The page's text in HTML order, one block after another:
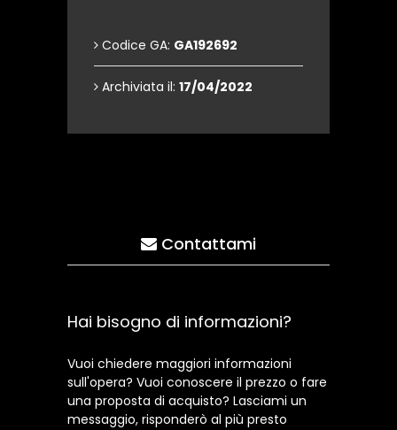
Codice GA: GA192692
Archiviata il: 17/04/2022
Contattami
Hai bisogno di informazioni?
Vuoi chiedere maggiori informazioni
sull'opera? Vuoi conoscere il prezzo o fare
una proposta di acquisto? Lasciami un
messaggio, risponderò al più presto